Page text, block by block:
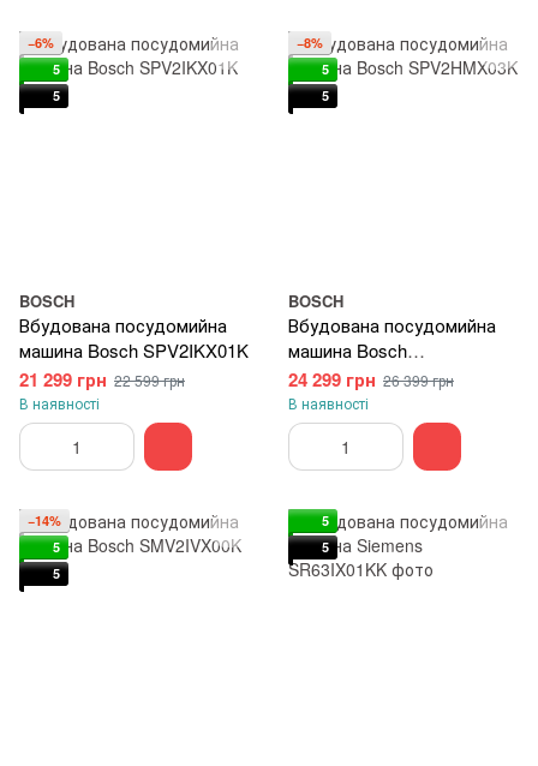
−6%
5
5
BOSCH
Вбудована посудомийна
машина Bosch SPV2IKX01K
21 299 грн 22 599 грн
В наявності
−8%
5
5
BOSCH
Вбудована посудомийна
машина Bosch
SPV2HMX03K
24 299 грн 26 399 грн
В наявності
−14%
5
5
5
5